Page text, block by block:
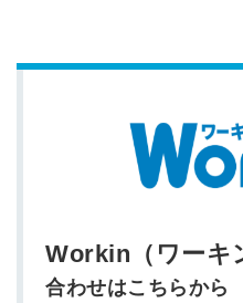
Workin（ワーキ
合わせはこちらから